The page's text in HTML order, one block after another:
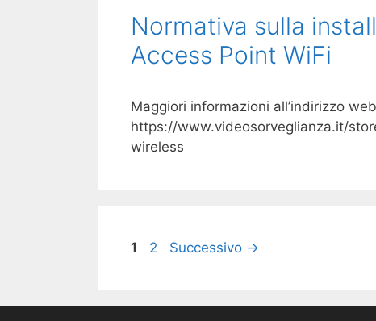
Normativa sulla
Access Point WiFi
Maggiori informazioni all’indirizzo
https://www.videosorveglianza.it/
wireless
Pagina
1 Pagina
2 Successivo →